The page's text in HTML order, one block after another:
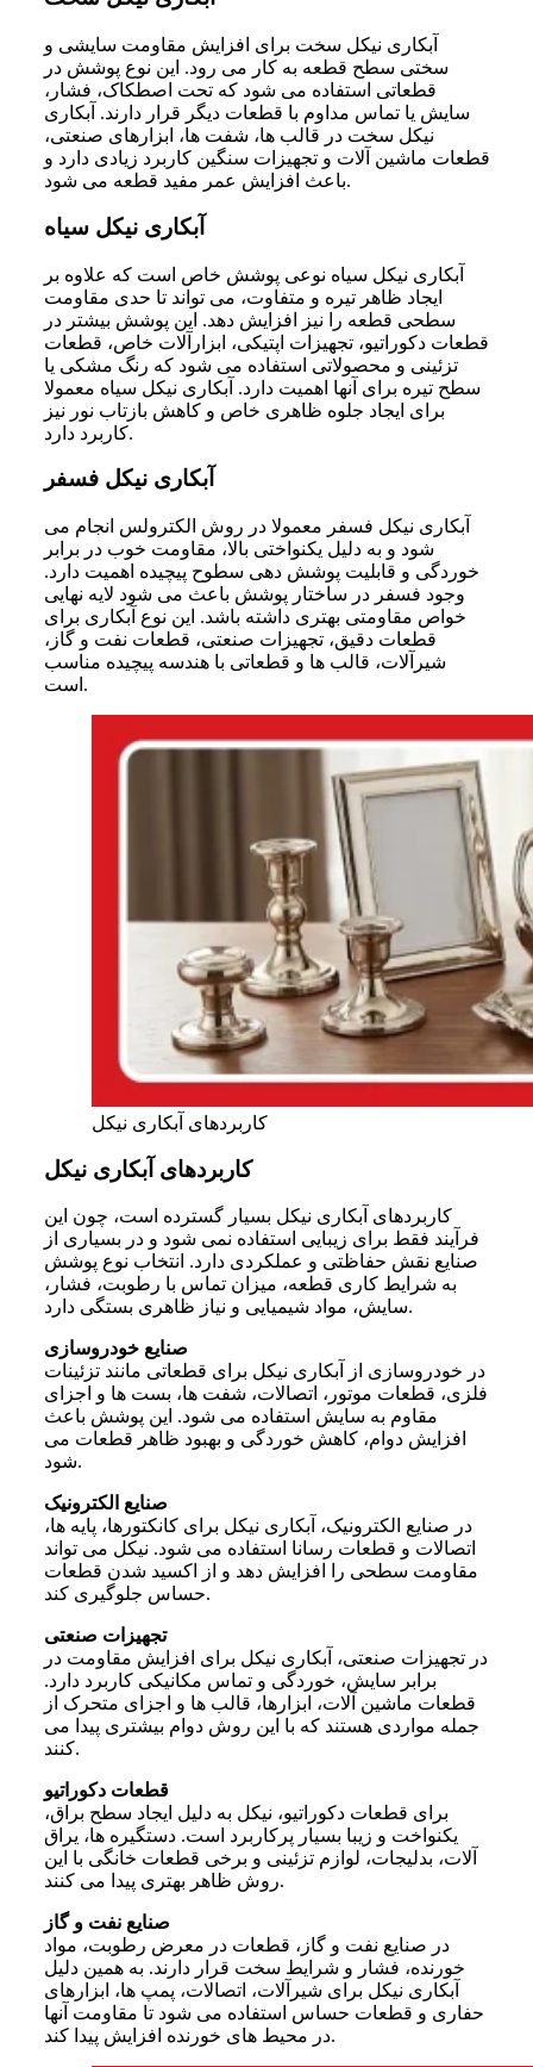
آبکاری نیکل سخت برای افزایش مقاومت سایشی و
سختی سطح قطعه به کار می رود. این نوع پوشش در
قطعاتی استفاده می شود که تحت اصطکاک، فشار،
سایش یا تماس مداوم با قطعات دیگر قرار دارند. آبکاری
نیکل سخت در قالب ها، شفت ها، ابزارهای صنعتی،
قطعات ماشین آلات و تجهیزات سنگین کاربرد زیادی دارد و
باعث افزایش عمر مفید قطعه می شود.
آبکاری نیکل سیاه
آبکاری نیکل سیاه نوعی پوشش خاص است که علاوه بر
ایجاد ظاهر تیره و متفاوت، می تواند تا حدی مقاومت
سطحی قطعه را نیز افزایش دهد. این پوشش بیشتر در
قطعات دکوراتیو، تجهیزات اپتیکی، ابزارآلات خاص، قطعات
تزئینی و محصولاتی استفاده می شود که رنگ مشکی یا
سطح تیره برای آنها اهمیت دارد. آبکاری نیکل سیاه معمولا
برای ایجاد جلوه ظاهری خاص و کاهش بازتاب نور نیز
کاربرد دارد.
آبکاری نیکل فسفر
آبکاری نیکل فسفر معمولا در روش الکترولس انجام می
شود و به دلیل یکنواختی بالا، مقاومت خوب در برابر
خوردگی و قابلیت پوشش دهی سطوح پیچیده اهمیت دارد.
وجود فسفر در ساختار پوشش باعث می شود لایه نهایی
خواص مقاومتی بهتری داشته باشد. این نوع آبکاری برای
قطعات دقیق، تجهیزات صنعتی، قطعات نفت و گاز،
شیرآلات، قالب ها و قطعاتی با هندسه پیچیده مناسب
است.
کاربردهای آبکاری نیکل
کاربردهای آبکاری نیکل
کاربردهای آبکاری نیکل بسیار گسترده است، چون این
فرآیند فقط برای زیبایی استفاده نمی شود و در بسیاری از
صنایع نقش حفاظتی و عملکردی دارد. انتخاب نوع پوشش
به شرایط کاری قطعه، میزان تماس با رطوبت، فشار،
سایش، مواد شیمیایی و نیاز ظاهری بستگی دارد.
صنایع خودروسازی
در خودروسازی از آبکاری نیکل برای قطعاتی مانند تزئینات
فلزی، قطعات موتور، اتصالات، شفت ها، بست ها و اجزای
مقاوم به سایش استفاده می شود. این پوشش باعث
افزایش دوام، کاهش خوردگی و بهبود ظاهر قطعات می
شود.
صنایع الکترونیک
در صنایع الکترونیک، آبکاری نیکل برای کانکتورها، پایه ها،
اتصالات و قطعات رسانا استفاده می شود. نیکل می تواند
مقاومت سطحی را افزایش دهد و از اکسید شدن قطعات
حساس جلوگیری کند.
تجهیزات صنعتی
در تجهیزات صنعتی، آبکاری نیکل برای افزایش مقاومت در
برابر سایش، خوردگی و تماس مکانیکی کاربرد دارد.
قطعات ماشین آلات، ابزارها، قالب ها و اجزای متحرک از
جمله مواردی هستند که با این روش دوام بیشتری پیدا می
کنند.
قطعات دکوراتیو
برای قطعات دکوراتیو، نیکل به دلیل ایجاد سطح براق،
یکنواخت و زیبا بسیار پرکاربرد است. دستگیره ها، یراق
آلات، بدلیجات، لوازم تزئینی و برخی قطعات خانگی با این
روش ظاهر بهتری پیدا می کنند.
صنایع نفت و گاز
در صنایع نفت و گاز، قطعات در معرض رطوبت، مواد
خورنده، فشار و شرایط سخت قرار دارند. به همین دلیل
آبکاری نیکل برای شیرآلات، اتصالات، پمپ ها، ابزارهای
حفاری و قطعات حساس استفاده می شود تا مقاومت آنها
در محیط های خورنده افزایش پیدا کند.